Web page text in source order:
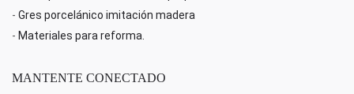
- Gres porcelánico imitación madera
- Materiales para reforma.
MANTENTE CONECTADO